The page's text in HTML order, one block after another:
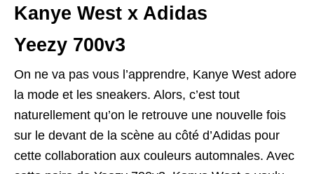
Kanye West x Adidas
Yeezy 700v3
On ne va pas vous l’apprendre, Kanye West adore
la mode et les sneakers. Alors, c’est tout
naturellement qu’on le retrouve une nouvelle fois
sur le devant de la scène au côté d’Adidas pour
cette collaboration aux couleurs automnales. Avec